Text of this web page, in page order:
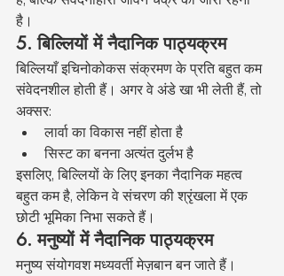
है।
5. बिल्लियों में नैदानिक पाठ्यक्रम
बिल्लियाँ इचिनोकोकस संक्रमण के प्रति बहुत कम
संवेदनशील होती हैं। अगर वे अंडे खा भी लेती हैं, तो
अक्सर:
लार्वा का विकास नहीं होता है
सिस्ट का बनना अत्यंत दुर्लभ है
इसलिए, बिल्लियों के लिए इनका नैदानिक महत्व
बहुत कम है, लेकिन वे संचरण की श्रृंखला में एक
छोटी भूमिका निभा सकते हैं।
6. मनुष्यों में नैदानिक पाठ्यक्रम
मनुष्य संयोगवश मध्यवर्ती मेज़बान बन जाते हैं।